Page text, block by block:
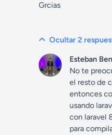
Grcias
Ocultar 2
Esteban
No te
el resto de
entonces
usando
con laravel
para